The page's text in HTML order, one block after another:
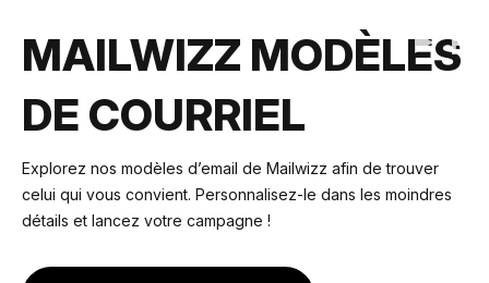
MAILWIZZ MODÈLES
DE COURRIEL
Explorez nos modèles d’email de Mailwizz afin de trouver
celui qui vous convient. Personnalisez-le dans les moindres
détails et lancez votre campagne !